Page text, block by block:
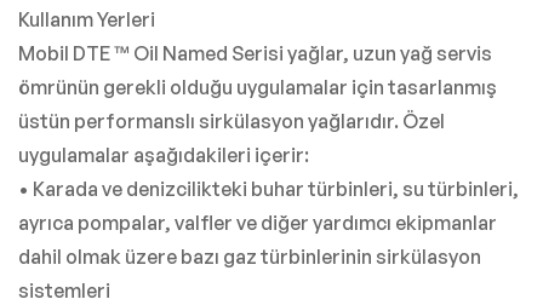
Kullanım Yerleri
Mobil DTE ™ Oil Named Serisi yağlar, uzun yağ servis
ömrünün gerekli olduğu uygulamalar için tasarlanmış
üstün performanslı sirkülasyon yağlarıdır. Özel
uygulamalar aşağıdakileri içerir:
• Karada ve denizcilikteki buhar türbinleri, su türbinleri,
ayrıca pompalar, valfler ve diğer yardımcı ekipmanlar
dahil olmak üzere bazı gaz türbinlerinin sirkülasyon
sistemleri